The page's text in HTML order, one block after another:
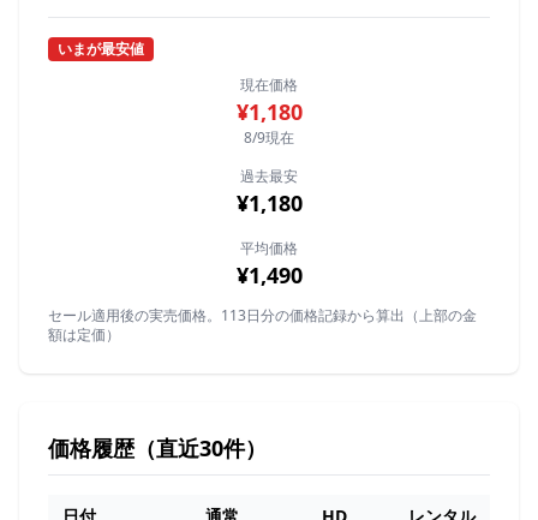
いまが最安値
現在価格
¥1,180
8/9現在
過去最安
¥1,180
平均価格
¥1,490
セール適用後の実売価格。113日分の価格記録から算出（上部の金
額は定価）
価格履歴（直近30件）
日付 通常 HD レンタル